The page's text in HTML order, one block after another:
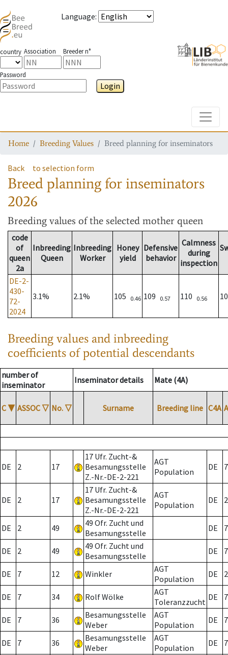
Language:
country Association Breeder n°
Password
Login
Home Breeding Values Breed planning for inseminators
Back to selection form
Breed planning for inseminators
2026
Breeding values of the selected mother queen
code
of
queen
2a
Inbreeding
Queen
Inbreeding
Worker
Honey
yield
Defensive
behavior
Calmness
during
inspection
DE-2-
430-
72-
2024
3.1% 2.1% 105 0.46 109 0.57 110 0.56
Breeding values and inbreeding
coefficients of potential descendants
number of
inseminator
Inseminator details Mate (4A)
C ▼ ASSOC ▽ No. ▽ Surname Breeding line C4A
DE 2 17
17 Ufr. Zucht-&
Besamungsstelle
Z.-Nr.-DE-2-221
AGT
Population
DE 7
DE 2 17
17 Ufr. Zucht-&
Besamungsstelle
Z.-Nr.-DE-2-221
AGT
Population
DE 2
DE 2 49
49 Ofr. Zucht und
Besamungsstelle
DE 7
DE 2 49
49 Ofr. Zucht und
Besamungsstelle
DE 7
DE 7 12 Winkler
AGT
Population
DE 2
DE 7 34 Rolf Wölke
AGT
Toleranzzucht DE 7
DE 7 36
Besamungsstelle
Weber
AGT
Population
DE 7
DE 7 36
Besamungsstelle
Weber
AGT
Population
DE 7